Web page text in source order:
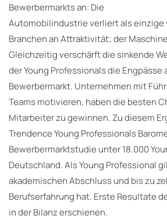
Bewerbermarkts an: Die
Automobilindustrie verliert als einzige
Branchen an Attraktivität; der
Gleichzeitig verschärft die sinkende
der Young Professionals die Engpässe
Bewerbermarkt. Unternehmen mit
Teams motivieren, haben die besten
Mitarbeiter zu gewinnen. Zu diesem
Trendence Young Professionals
Bewerbermarktstudie unter 18.000
Deutschland. Als Young Professional
akademischen Abschluss und bis zu
Berufserfahrung hat. Erste Resultate
in der Bilanz erschienen.